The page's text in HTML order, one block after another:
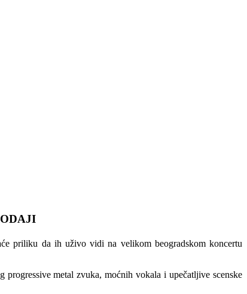
priliku da ih uživo vidi na velikom beogradskom koncertu
metal zvuka, moćnih vokala i upečatljive scenske